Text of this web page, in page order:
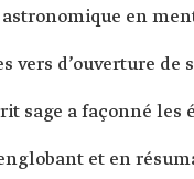
en
vers d’ouverture
sage a façonné les
et en